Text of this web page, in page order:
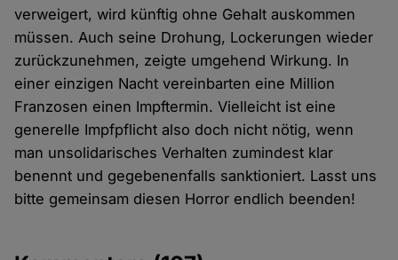
verweigert, wird künftig ohne Gehalt auskommen
müssen. Auch seine Drohung, Lockerungen wieder
zurückzunehmen, zeigte umgehend Wirkung. In
einer einzigen Nacht vereinbarten eine Million
Franzosen einen Impftermin. Vielleicht ist eine
generelle Impfpflicht also doch nicht nötig, wenn
man unsolidarisches Verhalten zumindest klar
benennt und gegebenenfalls sanktioniert. Lasst uns
bitte gemeinsam diesen Horror endlich beenden!